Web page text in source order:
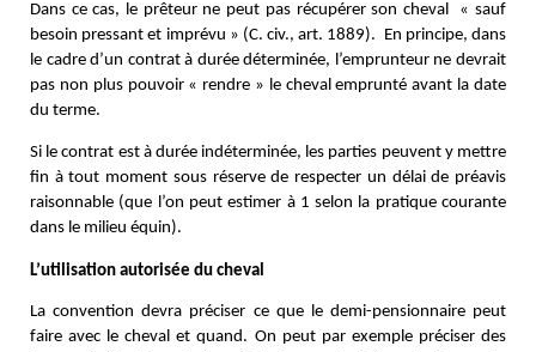
Dans ce cas, le prêteur ne peut pas récupérer son cheval « sauf
besoin pressant et imprévu » (C. civ., art. 1889). En principe, dans
le cadre d’un contrat à durée déterminée, l’emprunteur ne devrait
pas non plus pouvoir « rendre » le cheval emprunté avant la date
du terme.
Si le contrat est à durée indéterminée, les parties peuvent y mettre
fin à tout moment sous réserve de respecter un délai de préavis
raisonnable (que l’on peut estimer à 1 selon la pratique courante
dans le milieu équin).
L’utilisation autorisée du cheval
La convention devra préciser ce que le demi-pensionnaire peut
faire avec le cheval et quand. On peut par exemple préciser des